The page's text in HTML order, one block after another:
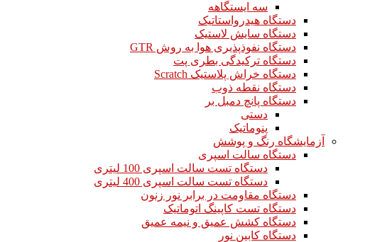
سه ایستگاهه
دستگاه هیدرواستاتیک
دستگاه سایش لاستیک
دستگاه نفوذپذیری هوا به روش GTR
دستگاه ترکیدگی بطری پت
دستگاه خراش پلاستیک Scratch
دستگاه نقطه ذوب
دستگاه پانچ دمبل بر
دستی
پنوماتیک
آزمایشگاه رنگ و پوشش
دستگاه سالت اسپری
دستگاه تست سالت اسپری 100 لیتری
دستگاه تست سالت اسپری 400 لیتری
دستگاه مقاومت در برابر نور زنون
دستگاه تست کاپینگ اتوماتیک
دستگاه کشش عمیق و نیمه عمیق
دستگاه کابین نور